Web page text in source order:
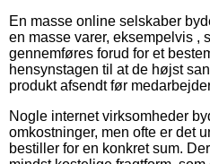
En masse online selskaber
en masse varer, eksempelvis ,
gennemføres forud for et
hensynstagen til at de højst
produkt afsendt før
Nogle internet virksomheder
omkostninger, men ofte er det
bestiller for en konkret sum.